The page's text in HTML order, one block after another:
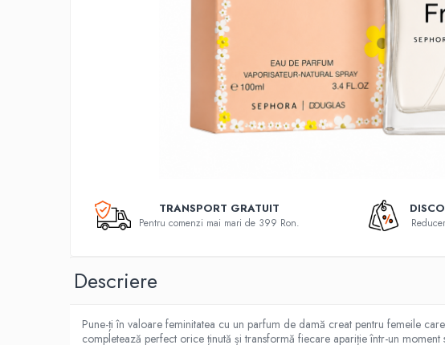
TRANSPORT GRATUIT
Pentru comenzi mai mari de 399 Ron.
Descriere
Pune-ți în valoare feminitatea cu un parfum de damă creat pentru femeile
completează perfect orice ținută și transformă fiecare apariție într-un moment